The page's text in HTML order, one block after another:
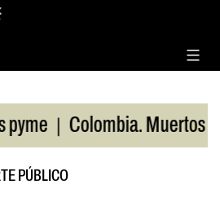
| Colombia. Muertos por
PÚBLICO